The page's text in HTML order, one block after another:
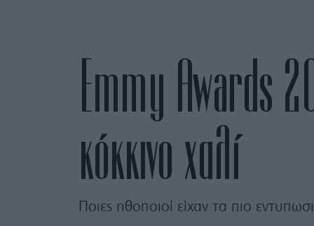
Emmy Awards
κόκκινο χαλί
Ποιες ηθοποιοί είχαν τα πιο